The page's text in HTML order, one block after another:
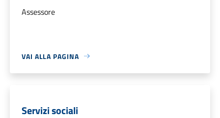
Assessore
VAI ALLA PAGINA
Servizi sociali